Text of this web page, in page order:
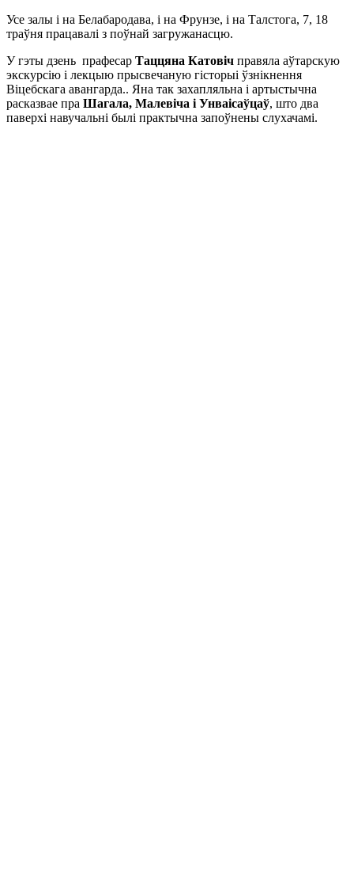
Усе залы і на Белабародава, і на Фрунзе, і на Талстога, 7, 18
траўня працавалі з поўнай загружанасцю.
У гэты дзень прафесар Таццяна Катовіч правяла аўтарскую
экскурсію і лекцыю прысвечаную гісторыі ўзнікнення
Віцебскага авангарда.. Яна так захапляльна і артыстычна
расказвае пра Шагала, Малевіча і Унваісаўцаў, што два
паверхі навучальні былі практычна запоўнены слухачамі.